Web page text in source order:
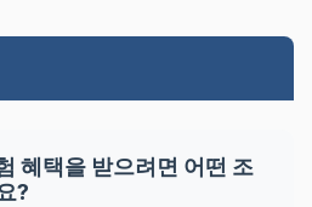
혜택을 받으려면 어떤 조
?